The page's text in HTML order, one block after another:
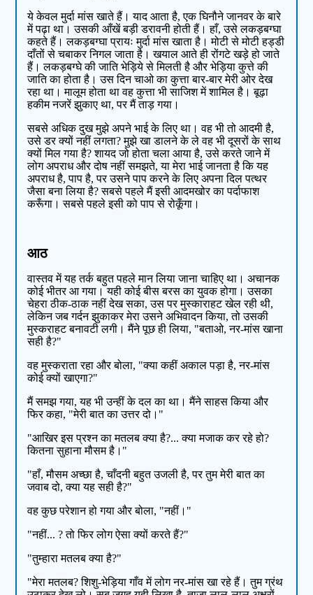
ये केवल मुर्दा मांस खाते हैं। याद आता है, एक घिनौने जानवर के बारे
में पढ़ा था। उसकी आँखें बड़ी डरावनी होती हैं। हाँ, उसे लकड़बग्घा
कहते हैं। लकड़बग्घा प्रायः मुर्दा मांस खाता है। मोटी से मोटी हड्डी
दाँतों से चबाकर निगल जाता है। खयाल आते ही रोंगटे खड़े हो जाते
हैं। लकड़बग्घे की जाति भेड़िये से मिलती है और भेड़िया कुत्ते की
जाति का होता है। उस दिन चाओ का कुत्ता बार-बार मेरी ओर देख
रहा था। मालूम होता था वह कुत्ता भी साजिश में शामिल है। बूढ़ा
हकीम नजरें झुकाए था, पर मैं ताड़ गया।
सबसे अधिक दुख मुझे अपने भाई के लिए था। वह भी तो आदमी है,
उसे डर क्यों नहीं लगता? मुझे खा डालने के ले वह भी दूसरों के साथ
क्यों मिल गया है? शायद जो होता चला आया है, उसे करते जाने में
लोग अपराध और दोष नहीं समझते, या मेरा भाई जानता है कि यह
अपराध है, पाप है, पर उसने पाप करने के लिए अपना दिल पत्थर
जैसा बना लिया है? सबसे पहले मैं इसी आदमखोर का पर्दाफाश
करूँगा। सबसे पहले इसी को पाप से रोकूँगा।
आठ
वास्तव में यह तर्क बहुत पहले मान लिया जाना चाहिए था। अचानक
कोई भीतर आ गया। यही कोई बीस बरस का युवक होगा। उसका
चेहरा ठीक-ठाक नहीं देख सका, उस पर मुस्काराहट खेल रही थी,
लेकिन जब गर्दन झुकाकर मेरा उसने अभिवादन किया, तो उसकी
मुस्कराहट बनावटी लगी। मैंने पूछ ही लिया, "बताओ, नर-मांस खाना
सही है?"
वह मुस्कराता रहा और बोला, "क्या कहीं अकाल पड़ा है, नर-मांस
कोई क्यों खाएगा?"
मैं समझ गया, यह भी उन्हीं के दल का था। मैंने साहस किया और
फिर कहा, "मेरी बात का उत्तर दो।"
"आखिर इस प्रश्न का मतलब क्या है?... क्या मजाक कर रहे हो?
कितना सुहाना मौसम है।"
"हाँ, मौसम अच्छा है, चाँदनी बहुत उजली है, पर तुम मेरी बात का
जवाब दो, क्या यह सही है?"
वह कुछ परेशान हो गया और बोला, "नहीं।"
"नहीं... ? तो फिर लोग ऐसा क्यों करते हैं?"
"तुम्हारा मतलब क्या है?"
"मेरा मतलब? शिशु-भेड़िया गाँव में लोग नर-मांस खा रहे हैं। तुम ग्रंथ